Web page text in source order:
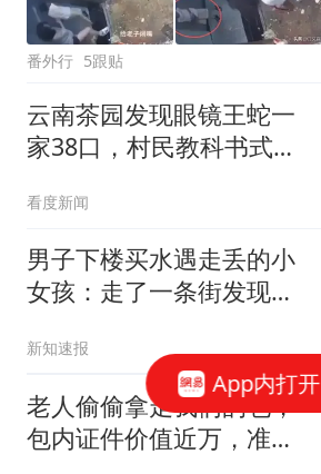
番外行 5跟贴
云南茶园发现眼镜王蛇一
家38口，村民教科书式报
看度新闻
男子下楼买水遇走丢的小
女孩：走了一条街发现警
新知速报
老人偷偷拿走我们的包，
包内证件价值近万，准备
App内打开